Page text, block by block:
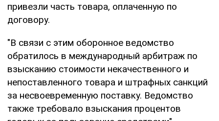
привезли часть товара, оплаченную по
договору.
"В связи с этим оборонное ведомство
обратилось в международный арбитраж по
взысканию стоимости некачественного и
непоставленного товара и штрафных санкций
за несвоевременную поставку. Ведомство
также требовало взыскания процентов